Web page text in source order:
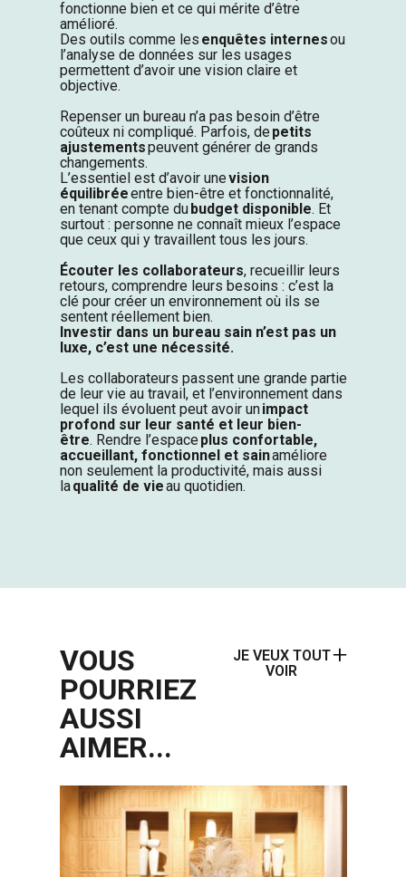
fonctionne bien et ce qui mérite d’être
amélioré.
Des outils comme les enquêtes internesou
l’analyse de données sur les usages
permettent d’avoir une vision claire et
objective.
Repenser un bureau n’a pas besoin d’être
coûteux ni compliqué. Parfois, de petits
ajustementspeuvent générer de grands
changements.
L’essentiel est d’avoir unevision
équilibréeentre bien-être et fonctionnalité,
en tenant compte du budget disponible. Et
surtout : personne ne connaît mieux l’espace
que ceux qui y travaillent tous les jours.
Écouter les collaborateurs, recueillir leurs
retours, comprendre leurs besoins : c’est la
clé pour créer un environnement où ils se
sentent réellement bien.
Investir dans un bureau sain n’est pas un
luxe, c’est une nécessité.
Les collaborateurs passent une grande partie
de leur vie au travail, et l’environnement dans
lequel ils évoluent peut avoir unimpact
profond sur leur santé et leur bien-
être. Rendre l’espace plus confortable,
accueillant, fonctionnel et sainaméliore
non seulement la productivité, mais aussi
laqualité de vieau quotidien.
VOUS
POURRIEZ
AUSSI
AIMER...
JE VEUX TOUT
VOIR